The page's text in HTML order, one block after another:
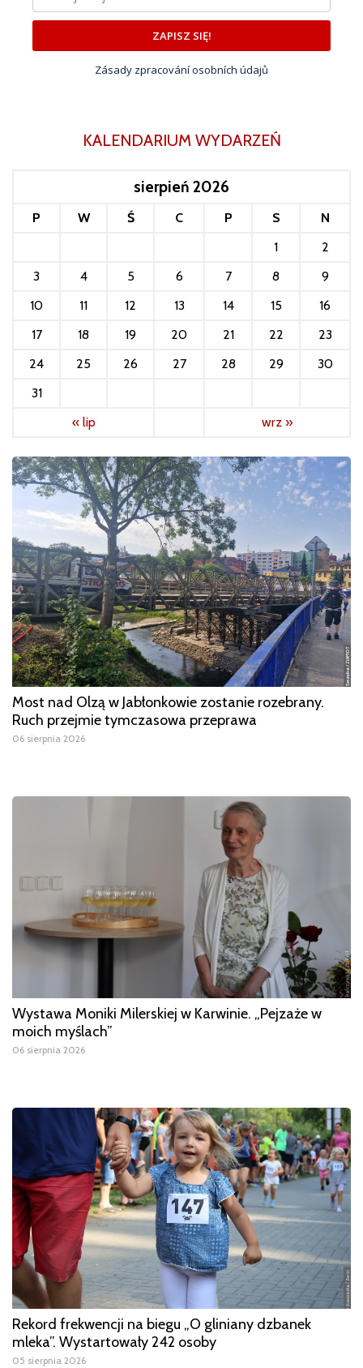
ZAPISZ SIĘ!
Zásady zpracování osobních údajů
KALENDARIUM WYDARZEŃ
sierpień 2026
P W Ś C P S
N
1
2
3
4 5 6 7 8
9
10
11 12 13 14 15
16
17
18 19 20 21 22
23
24
25 26 27 28 29
30
31
« lip
wrz »
Most nad Olzą w Jabłonkowie zostanie rozebrany.
Ruch przejmie tymczasowa przeprawa
06 sierpnia 2026
Wystawa Moniki Milerskiej w Karwinie. „Pejzaże w
moich myślach”
06 sierpnia 2026
Rekord frekwencji na biegu „O gliniany dzbanek
mleka”. Wystartowały 242 osoby
05 sierpnia 2026